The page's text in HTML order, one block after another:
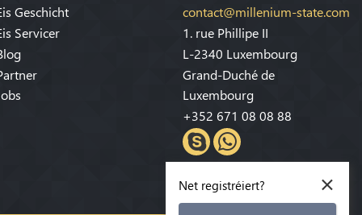
Geschicht
Servicer
contact@millenium-state.com
1. rue Phillipe II
L-2340 Luxembourg
Grand-Duché de
Luxembourg
+352 671 08 08 88
×
Net registréiert?